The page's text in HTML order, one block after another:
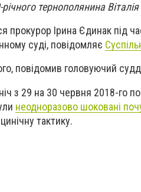
тернополянина
прокурор Ірина Єдинак під
суді, повідомляє
повідомив головуючий
з 29 на 30 червня 2018-го
неодноразово шоковані
тактику.